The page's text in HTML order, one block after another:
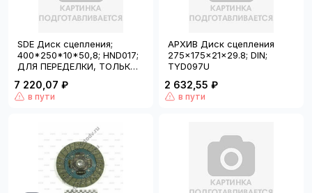
SDE Диск сцепления;
400*250*10*50,8; HND017;
ДЛЯ ПЕРЕДЕЛКИ, ТОЛЬКО
HY-HY
7 220,07 ₽
в пути
АРХИВ Диск сцепления
275x175x21x29.8; DIN;
TYD097U
2 632,55 ₽
в пути